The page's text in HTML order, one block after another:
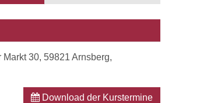
30, 59821 Arnsberg,
Download der Kurstermine